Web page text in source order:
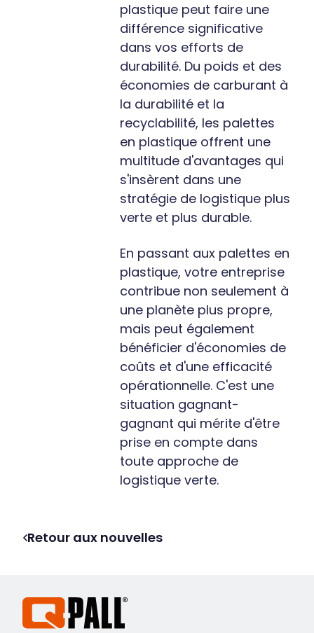
plastique peut faire une
différence significative
dans vos efforts de
durabilité. Du poids et des
économies de carburant à
la durabilité et la
recyclabilité, les palettes
en plastique offrent une
multitude d'avantages qui
s'insèrent dans une
stratégie de logistique plus
verte et plus durable.
En passant aux palettes en
plastique, votre entreprise
contribue non seulement à
une planète plus propre,
mais peut également
bénéficier d'économies de
coûts et d'une efficacité
opérationnelle. C'est une
situation gagnant-
gagnant qui mérite d'être
prise en compte dans
toute approche de
logistique verte.
Retour aux nouvelles